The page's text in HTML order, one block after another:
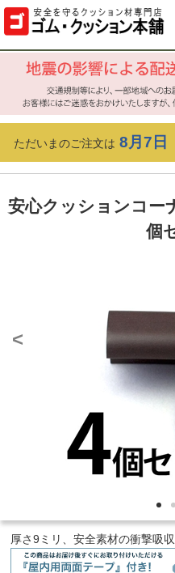
ただいまのご注文は 8月7日
安心クッションコ
個
<
厚さ9ミリ、安全素材の衝撃吸